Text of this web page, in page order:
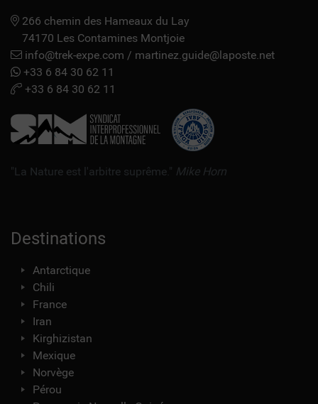
266 chemin des Hameaux du Lay
74170 Les Contamines Montjoie
info@trek-expe.com / martinez.guide@laposte.net
+33 6 84 30 62 11
+33 6 84 30 62 11
"La Nature est l'arbitre suprême." Mike Horn
Destinations
Antarctique
Chili
France
Iran
Kirghizistan
Mexique
Norvège
Pérou